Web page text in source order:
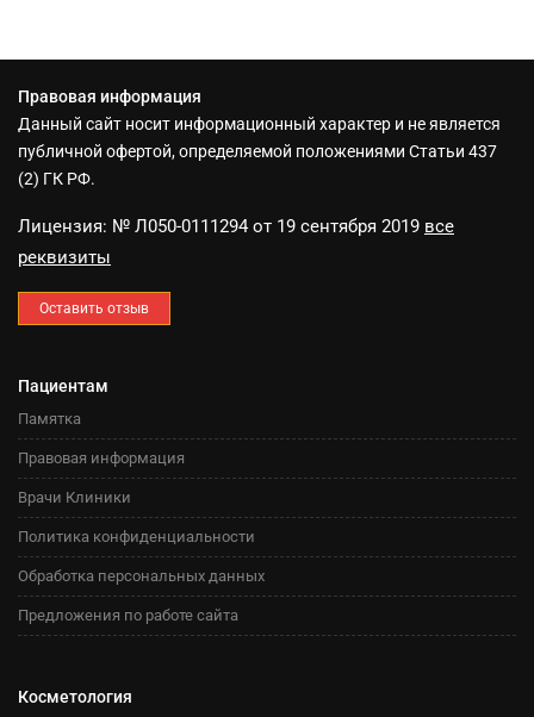
Правовая информация
Данный сайт носит информационный характер и не является
публичной офертой, определяемой положениями Статьи 437
(2) ГК РФ.
Лицензия: № Л050-0111294 от 19 сентября 2019 все
реквизиты
Оставить отзыв
Пациентам
Памятка
Правовая информация
Врачи Клиники
Политика конфиденциальности
Обработка персональных данных
Предложения по работе сайта
Косметология